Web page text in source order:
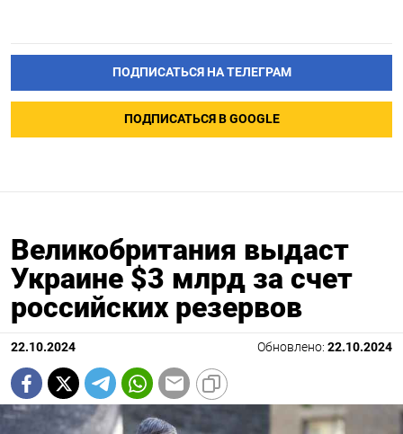
ПОДПИСАТЬСЯ НА ТЕЛЕГРАМ
ПОДПИСАТЬСЯ В GOOGLE
Великобритания выдаст
Украине $3 млрд за счет
российских резервов
22.10.2024 Обновлено: 22.10.2024